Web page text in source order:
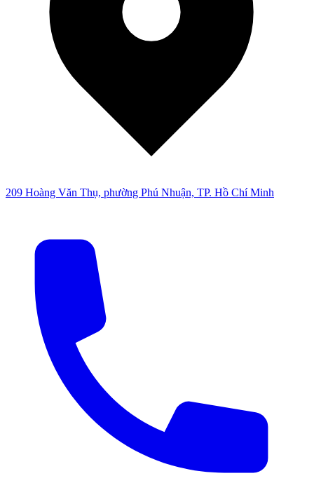
209 Hoàng Văn Thụ, phường Phú Nhuận, TP. Hồ Chí Minh